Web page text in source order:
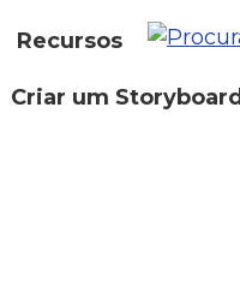
Recursos
Criar um Storyboard